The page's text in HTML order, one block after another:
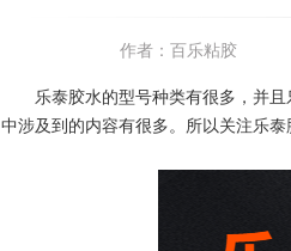
作者： 百乐粘胶
乐泰胶水的型号种类有很多，并
中涉及到的内容有很多。所以关注乐